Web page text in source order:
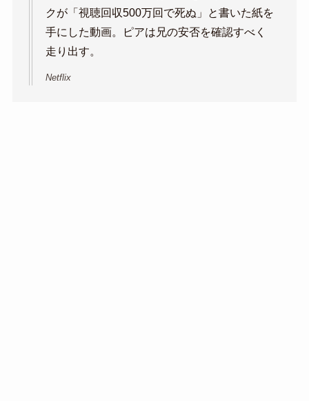
クが「視聴回収500万回で死ぬ」と書いた紙を
手にした動画。ピアは兄の安否を確認すべく
走り出す。
Netflix